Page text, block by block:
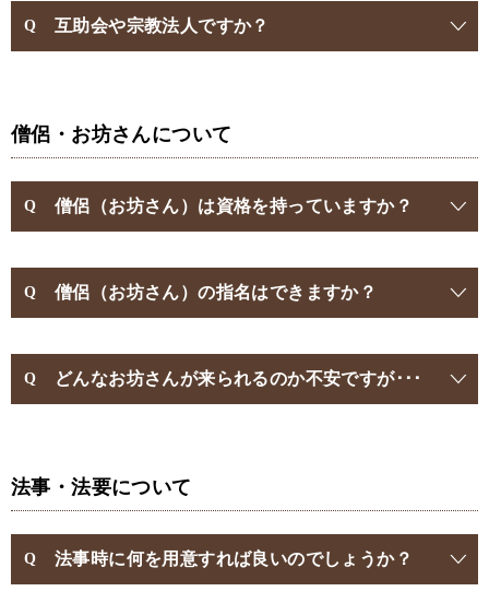
互助会や宗教法人ですか？
僧侶・お坊さんについて
僧侶（お坊さん）は資格を持っていますか？
僧侶（お坊さん）の指名はできますか？
どんなお坊さんが来られるのか不安ですが･･･
法事・法要について
法事時に何を用意すれば良いのでしょうか？